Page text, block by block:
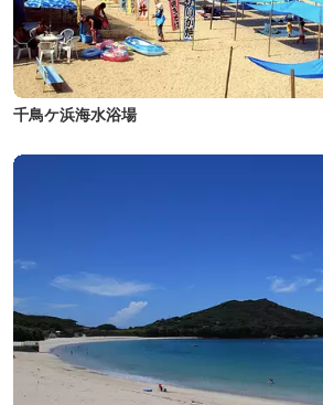
千鳥ケ浜海水浴場